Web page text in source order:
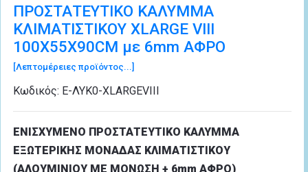
ΠΡΟΣΤΑΤΕΥΤΙΚΟ ΚΑΛΥΜΜΑ
ΚΛΙΜΑΤΙΣΤΙΚΟΥ XLARGE VIII
100Χ55Χ90CM με 6mm ΑΦΡΟ
[Λεπτομέρειες προϊόντος...]
Κωδικός: Ε-ΛΥΚ0-XLARGEVIII
ΕΝΙΣΧΥΜΕΝΟ ΠΡΟΣΤΑΤΕΥΤΙΚΟ ΚΑΛΥΜΜΑ
ΕΞΩΤΕΡΙΚΗΣ ΜΟΝΑΔΑΣ ΚΛΙΜΑΤΙΣΤΙΚΟΥ
(ΑΛΟΥΜΙΝΙΟΥ ΜΕ ΜΟΝΩΣΗ + 6mm ΑΦΡΟ)